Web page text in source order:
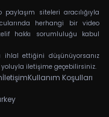
siteleri aracılığıyla
herhangi bir video
hakkı sorumluluğu kabul
ihlal ettiğini düşünüyorsanız
iletişime geçebilirsiniz.
İletişimKullanım Koşulları